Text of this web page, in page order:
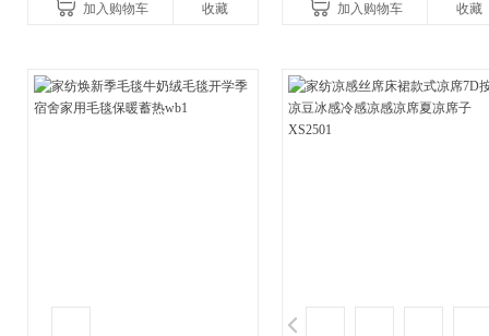
加入购物车 收藏 加入购物车 收藏